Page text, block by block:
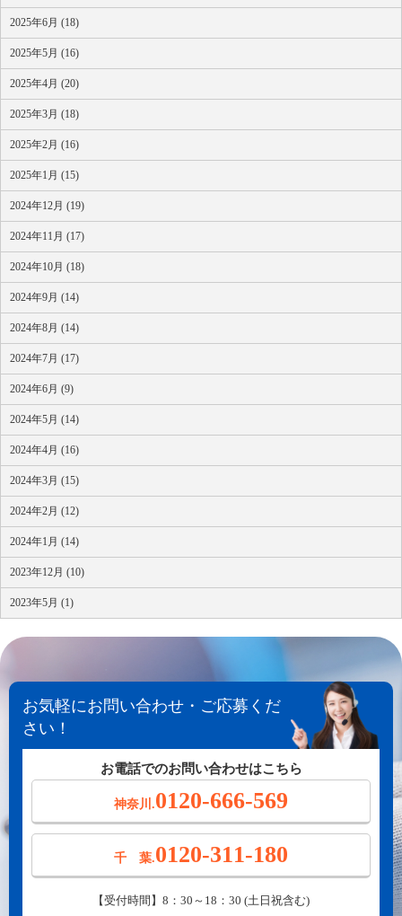
2025年6月 (18)
2025年5月 (16)
2025年4月 (20)
2025年3月 (18)
2025年2月 (16)
2025年1月 (15)
2024年12月 (19)
2024年11月 (17)
2024年10月 (18)
2024年9月 (14)
2024年8月 (14)
2024年7月 (17)
2024年6月 (9)
2024年5月 (14)
2024年4月 (16)
2024年3月 (15)
2024年2月 (12)
2024年1月 (14)
2023年12月 (10)
2023年5月 (1)
お気軽にお問い合わせ・ご応募くだ
さい！
お電話でのお問い合わせはこちら
神奈川.0120-666-569
千 葉.0120-311-180
【受付時間】8：30～18：30 (土日祝含む)